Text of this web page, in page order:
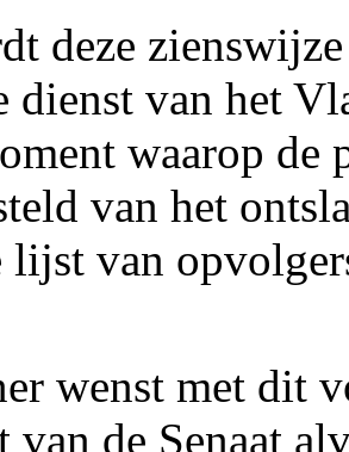
deze
dienst van het
waarop de
van het
van
wenst met dit
van de Senaat